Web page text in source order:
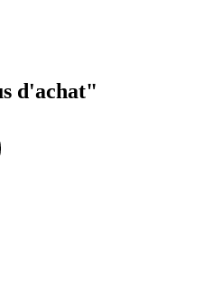
d'achat"